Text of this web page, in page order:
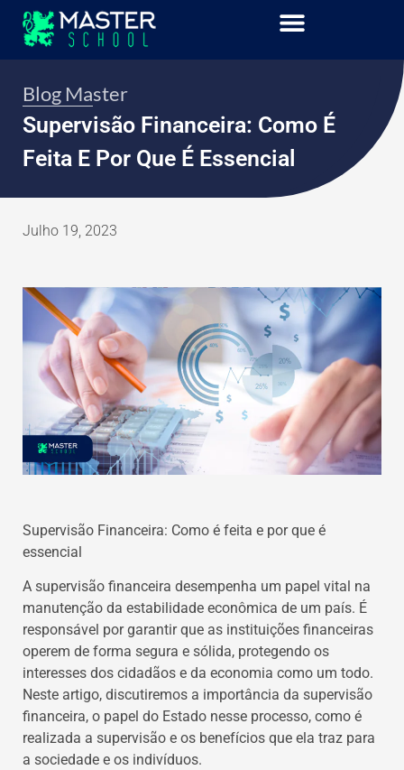
Blog Master
Supervisão Financeira: Como É
Feita E Por Que É Essencial
Julho 19, 2023
Supervisão Financeira: Como é feita e por que é
essencial
A supervisão financeira desempenha um papel vital na
manutenção da estabilidade econômica de um país. É
responsável por garantir que as instituições financeiras
operem de forma segura e sólida, protegendo os
interesses dos cidadãos e da economia como um todo.
Neste artigo, discutiremos a importância da supervisão
financeira, o papel do Estado nesse processo, como é
realizada a supervisão e os benefícios que ela traz para
a sociedade e os indivíduos.